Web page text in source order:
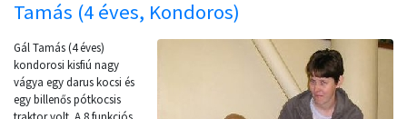
Tamás (4 éves, Kondoros)
Gál Tamás (4 éves)
kondorosi kisfiú nagy
vágya egy darus kocsi és
egy billenős pótkocsis